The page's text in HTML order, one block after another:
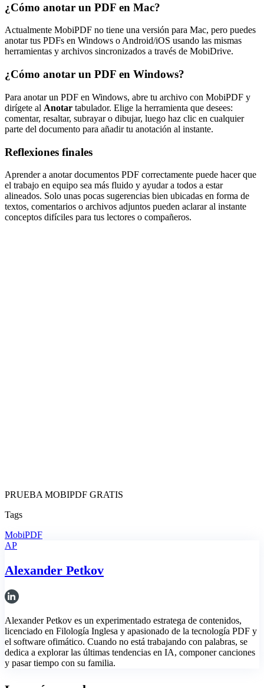
¿Cómo anotar un PDF en Mac?
Actualmente MobiPDF no tiene una versión para Mac, pero puedes
anotar tus PDFs en Windows o Android/iOS usando las mismas
herramientas y archivos sincronizados a través de MobiDrive.
¿Cómo anotar un PDF en Windows?
Para anotar un PDF en Windows, abre tu archivo con MobiPDF y
dirígete al Anotar tabulador. Elige la herramienta que desees:
comentar, resaltar, subrayar o dibujar, luego haz clic en cualquier
parte del documento para añadir tu anotación al instante.
Reflexiones finales
Aprender a anotar documentos PDF correctamente puede hacer que
el trabajo en equipo sea más fluido y ayudar a todos a estar
alineados. Solo unas pocas sugerencias bien ubicadas en forma de
textos, comentarios o archivos adjuntos pueden aclarar al instante
conceptos difíciles para tus lectores o compañeros.
PRUEBA MOBIPDF GRATIS
Tags
MobiPDF
AP
Alexander Petkov
Alexander Petkov es un experimentado estratega de contenidos,
licenciado en Filología Inglesa y apasionado de la tecnología PDF y
el software ofimático. Cuando no está trabajando con palabras, se
dedica a explorar las últimas tendencias en IA, componer canciones
y pasar tiempo con su familia.